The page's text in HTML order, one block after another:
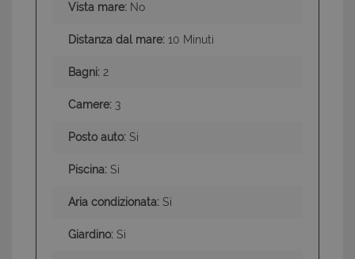
Vista mare: No
Distanza dal mare: 10 Minuti
Bagni: 2
Camere: 3
Posto auto: Si
Piscina: Si
Aria condizionata: Si
Giardino: Si